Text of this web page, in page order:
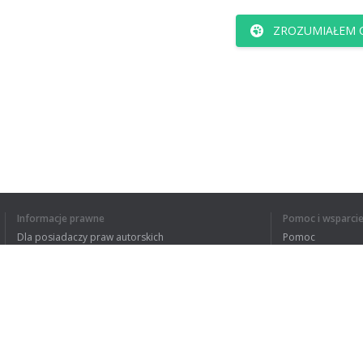
ZROZUMIAŁEM
Informacje prawne
Dla posiadaczy praw autorskich
Pomoc i wsparcie
Pomoc